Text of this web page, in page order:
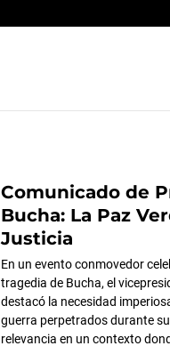
Comunicado de
Bucha: La Paz
Justicia
En un evento conmovedor
tragedia de Bucha, el
destacó la necesidad
guerra perpetrados durante
relevancia en un contexto
PáginaPáginaPáginaPágina